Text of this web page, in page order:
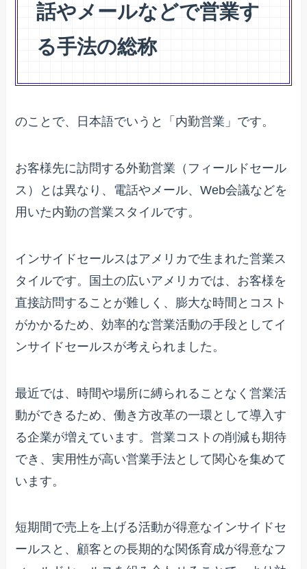
話やメールなどで営業す
る手法の総称
のことで、日本語でいうと「内勤営業」です。
お客様先に訪問する外勤営業（フィールドセール
ス）とは異なり、電話やメール、Web会議などを
用いた内勤の営業スタイルです。
インサイドセールスはアメリカで生まれた営業ス
タイルです。国土の広いアメリカでは、お客様を
直接訪問することが難しく、膨大な時間とコスト
がかかるため、効率的な営業活動の手段としてイ
ンサイドセールスが考えられました。
最近では、時間や場所に縛られることなく営業活
動ができるため、働き方改革の一環として導入す
る企業が増えています。営業コストの削減も期待
でき、実用性が高い営業手法として関心を集めて
います。
短期間で売上を上げる活動が得意なインサイドセ
ールスと、顧客との長期的な関係育成が得意なフ